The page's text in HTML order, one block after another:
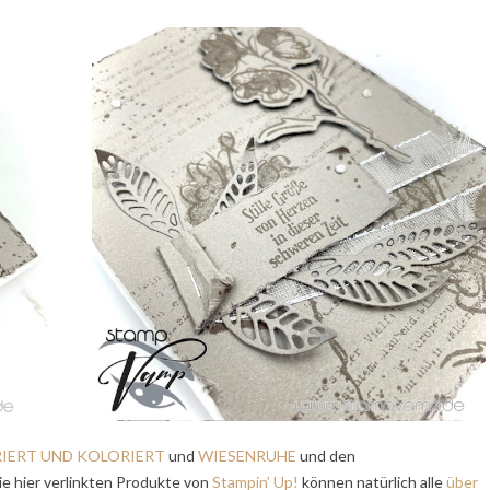
UND KOLORIERT und WIESENRUHE und den
hier verlinkten Produkte von Stampin’ Up! können natürlich alleüber